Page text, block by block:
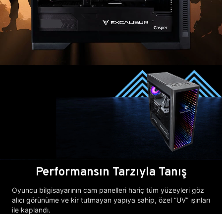
Performansın Tarzıyla Tanış
Oyuncu bilgisayarının cam panelleri hariç tüm yüzeyleri göz
alıcı görünüme ve kir tutmayan yapıya sahip, özel “UV” ışınları
ile kaplandı.